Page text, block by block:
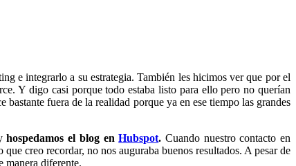
e integrarlo a su estrategia. También les hicimos ver que por el
Y digo casi porque todo estaba listo para ello pero no querían
fuera de la realidad porque ya en ese tiempo las grandes
hospedamos el blog enHubspot. Cuando nuestro contacto en
creo recordar, no nos auguraba buenos resultados. A pesar de
manera diferente.